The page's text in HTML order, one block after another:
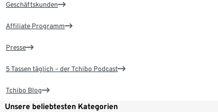
Geschäftskunden
Affiliate Programm
Presse
5 Tassen täglich – der Tchibo Podcast
Tchibo Blog
Unsere beliebtesten Kategorien